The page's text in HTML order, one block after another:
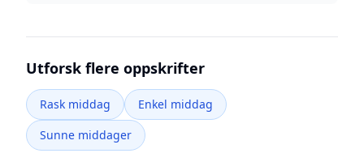
Utforsk flere oppskrifter
Rask middag
Enkel middag
Sunne middager